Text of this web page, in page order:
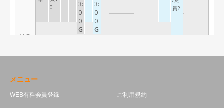
メニュー
WEB有料会員登録 ご利用規約